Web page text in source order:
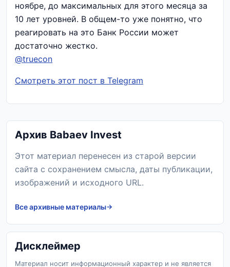
ноябре, до максимальных для этого месяца за
10 лет уровней. В общем-то уже понятно, что
реагировать на это Банк России может
достаточно жестко.
@truecon
Смотреть этот пост в Telegram
Архив Babaev Invest
Этот материал перенесен из старой версии
сайта с сохранением смысла, даты публикации,
изображений и исходного URL.
Все архивные материалы
Дисклеймер
Материал носит информационный характер и не является